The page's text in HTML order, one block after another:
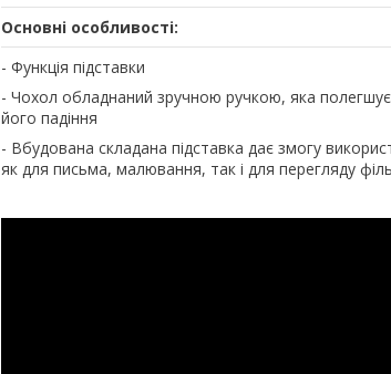
Основні особливості:
- Функція підставки
- Чохол обладнаний зручною ручкою, яка полегшує
його падіння
- Вбудована складана підставка дає змогу
як для письма, малювання, так і для перегляду